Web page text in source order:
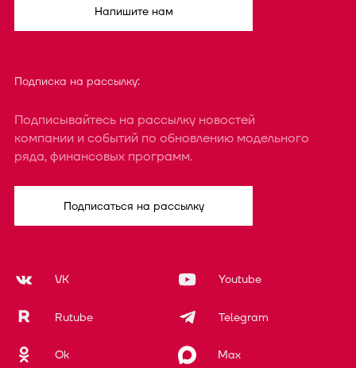
Напишите нам
Подписка на рассылку:
Подписывайтесь на рассылку новостей
компании и событий по обновлению модельного
ряда, финансовых программ.
Подписаться на рассылку
VK Youtube
Rutube Telegram
Ok Max